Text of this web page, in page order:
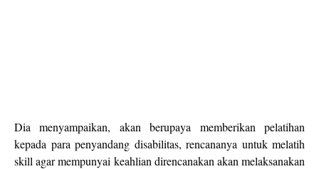
Dia menyampaikan, akan berupaya memberikan pelatihan
kepada para penyandang disabilitas, rencananya untuk melatih
skill agar mempunyai keahlian direncanakan akan melaksanakan